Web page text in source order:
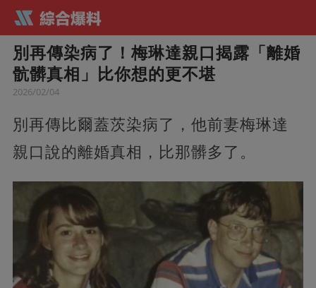
別再傳染病了！梅琳達親口揭露「離婚
骯髒真相」比你想的更不堪
2026/02/04
別再傳比爾蓋茨染病了，他前妻梅琳達
親口說的離婚真相，比那髒多了。